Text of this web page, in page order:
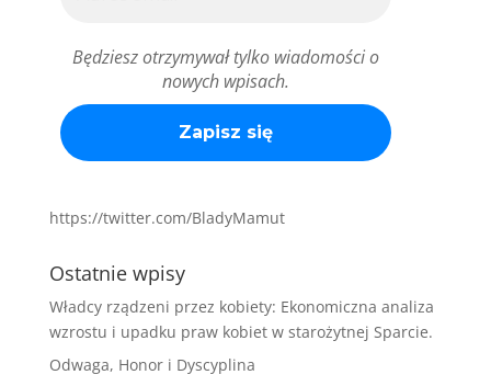
Będziesz otrzymywał tylko wiadomości o
nowych wpisach.
https://twitter.com/BladyMamut
Ostatnie wpisy
Władcy rządzeni przez kobiety: Ekonomiczna analiza
wzrostu i upadku praw kobiet w starożytnej Sparcie.
Odwaga, Honor i Dyscyplina